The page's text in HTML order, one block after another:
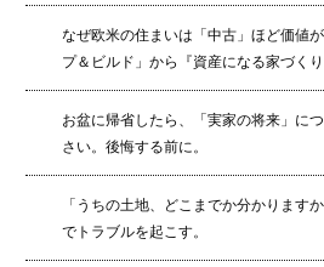
なぜ欧米の住まいは「中古」ほど価値
プ＆ビルド」から『資産になる家づく
お盆に帰省したら、「実家の将来」に
さい。後悔する前に。
「うちの土地、どこまでか分かります
でトラブルを起こす。